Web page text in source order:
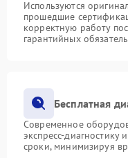
Используются
прошедшие
корректную работу
гарантийных
Бесплатная
Современное
экспресс-диагностику
сроки, минимизируя